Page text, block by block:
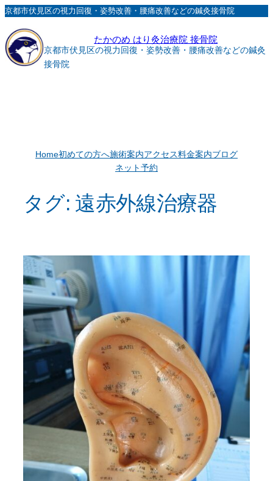
内
を
ス
キ
京都市伏見区の視力回復・姿勢改善・腰痛改善などの鍼灸接骨院
たかのめ はり灸治療院 接骨院
京都市伏見区の視力回復・姿勢改善・腰痛改善などの鍼灸
接骨院
Home初めての方へ施術案内アクセス料金案内ブログ
ネット予約
タグ: 遠赤外線治療器